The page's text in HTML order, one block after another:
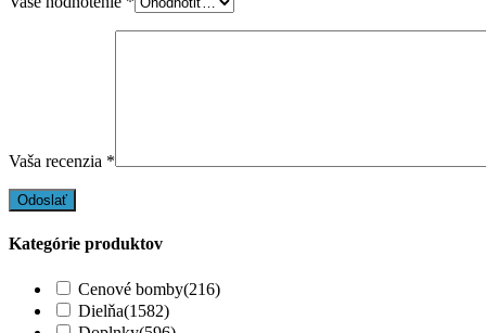
Vaša recenzia *
Kategórie produktov
Cenové bomby(216)
Dielňa(1582)